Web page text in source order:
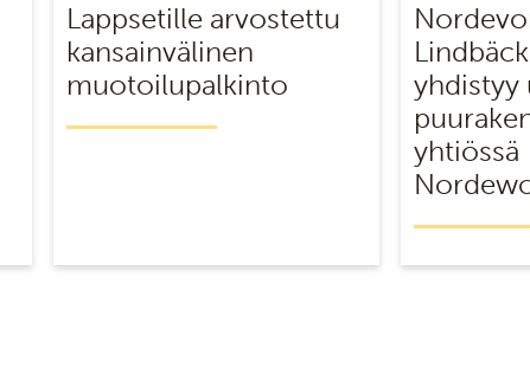
Lappsetille arvostettu
kansainvälinen
muotoilupalkinto
yhdistyy
yhtiössä